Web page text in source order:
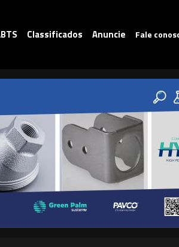
Classificados Anuncie Fale